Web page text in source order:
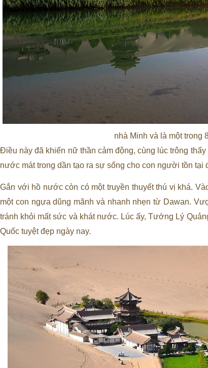
nhà Minh và là một trong
Điều này đã khiến nữ thần cảm động, cùng lúc trông
nước mát trong dần tạo ra sự sống cho con người tồn tại
Gắn với hồ nước còn có một truyền thuyết thú vị khá.
một con ngựa dũng mãnh và nhanh nhẹn từ Dawan.
tránh khỏi mất sức và khát nước. Lúc ấy, Tướng Lý
Quốc tuyệt đẹp ngày nay.